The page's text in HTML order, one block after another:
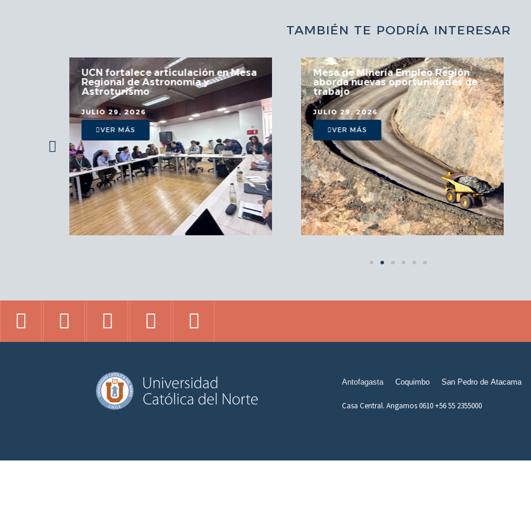
TAMBIÉN TE PODRÍA INTERESAR
UCN fortalece articulación en Mesa
Regional de Astronomía y
Astroturismo
JULIO 29, 2026
VER MÁS
Mesa de Minería Empleo Región
aborda nuevas oportunidades de
trabajo
JULIO 29, 2026
VER MÁS
Antofagasta Coquimbo San Pedro de Atacama
Casa Central. Angamos 0610 +56 55 2355000